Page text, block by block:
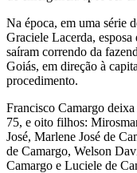
Na época, em uma série
Graciele Lacerda,
saíram correndo da
Goiás, em direção à
procedimento.
Francisco Camargo
75, e oito filhos:
José, Marlene José de
de Camargo, Welson
Camargo e Luciele de